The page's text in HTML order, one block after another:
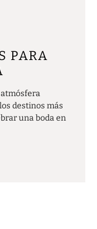
PARA
destinos más
una boda en